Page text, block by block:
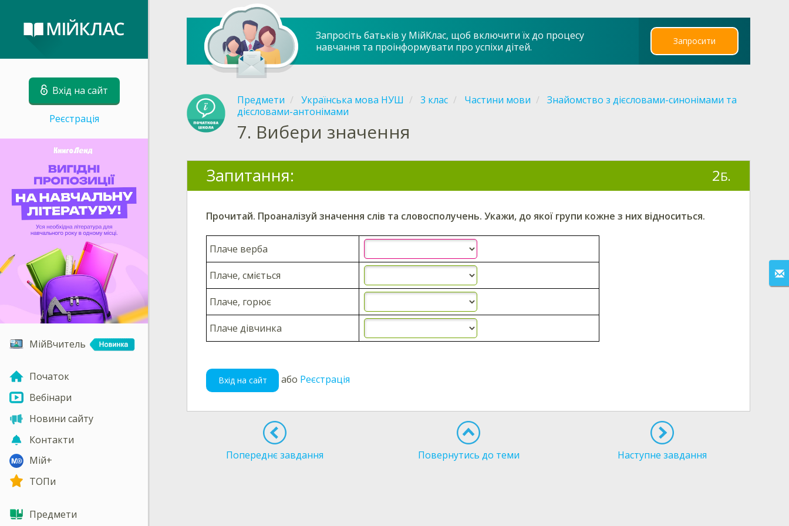
Вхід на сайт
Реєстрація
МійВчитель
Початок
Вебінари
Новини сайту
Контакти
Мій+
ТОПи
Предмети
Запросіть батьків у МійКлас, щоб включити їх до процесу
навчання та проінформувати про успіхи дітей.
Запросити
Предмети Українська мова НУШ 3 клас Частини мови
Знайомство з дієсловами-синонімами та
дієсловами-антонімами
7. Вибери значення
Запитання: 2Б.
Прочитай. Проаналізуй значення слів та словосполучень. Укажи, до якої групи кожне з них відноситься.
Плаче верба
Плаче, сміється
Плаче, горює
Плаче дівчинка
Вхід на сайт або Реєстрація
Попереднє завдання Повернутись до теми Наступне завдання